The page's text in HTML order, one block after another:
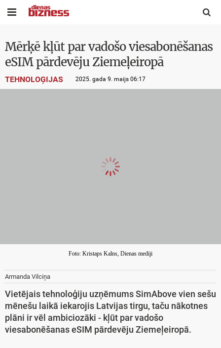
 
Mērķē kļūt par vadošo viesabonēšanas
eSIM pārdevēju Ziemeļeiropā
TEHNOLOĢIJAS 2025. gada 9. maijs 06:17
Foto: Kristaps Kalns, Dienas mediji
Armanda Vilciņa
Vietējais tehnoloģiju uzņēmums SimAbove vien sešu
mēnešu laikā iekarojis Latvijas tirgu, taču nākotnes
plāni ir vēl ambiciozāki - kļūt par vadošo
viesabonēšanas eSIM pārdevēju Ziemeļeiropā.